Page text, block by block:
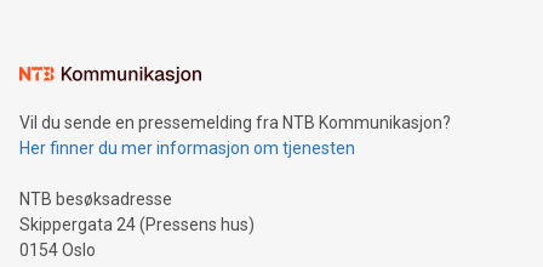
Vil du sende en pressemelding fra NTB Kommunikasjon?
Her finner du mer informasjon om tjenesten
NTB besøksadresse
Skippergata 24 (Pressens hus)
0154 Oslo